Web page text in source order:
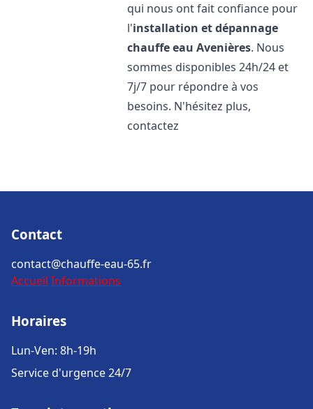
qui nous ont fait confiance pour
l'installation et dépannage
chauffe eau Avenières. Nous
sommes disponibles 24h/24 et
7j/7 pour répondre à vos
besoins. N'hésitez plus,
contactez
Contact
contact@chauffe-eau-65.fr
Accueil Informations
Horaires
Lun-Ven: 8h-19h
Service d'urgence 24/7